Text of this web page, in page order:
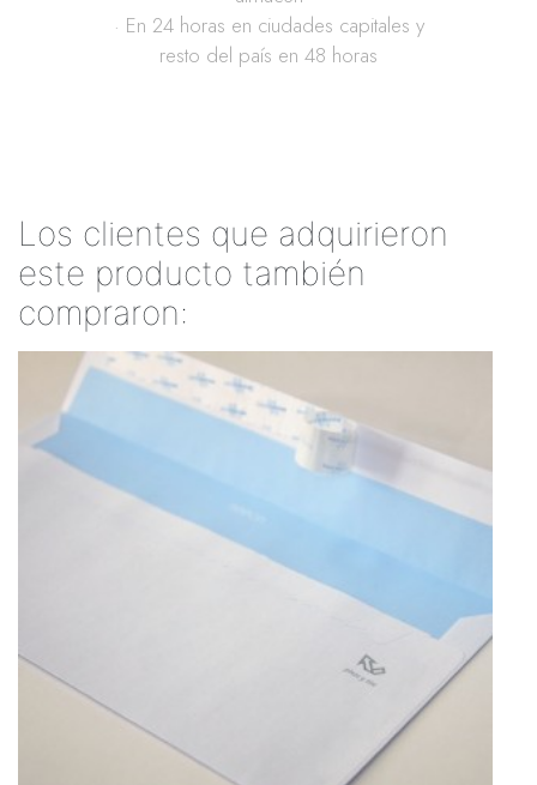
· En 24 horas en ciudades capitales y
resto del país en 48 horas
Los clientes que adquirieron
este producto también
compraron: